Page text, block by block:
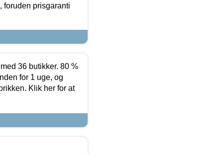
foruden prisgaranti
36 butikker. 80 %
for 1 uge, og
Klik her for at